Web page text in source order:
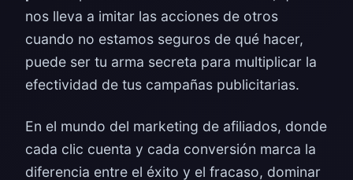
nos lleva a imitar las acciones de otros
cuando no estamos seguros de qué hacer,
puede ser tu arma secreta para multiplicar la
efectividad de tus campañas publicitarias.
En el mundo del marketing de afiliados, donde
cada clic cuenta y cada conversión marca la
diferencia entre el éxito y el fracaso, dominar